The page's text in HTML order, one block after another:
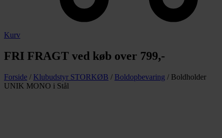
Kurv
FRI FRAGT ved køb over 799,-
Forside / Klubudstyr STORKØB / Boldopbevaring / Boldholder
UNIK MONO i Stål